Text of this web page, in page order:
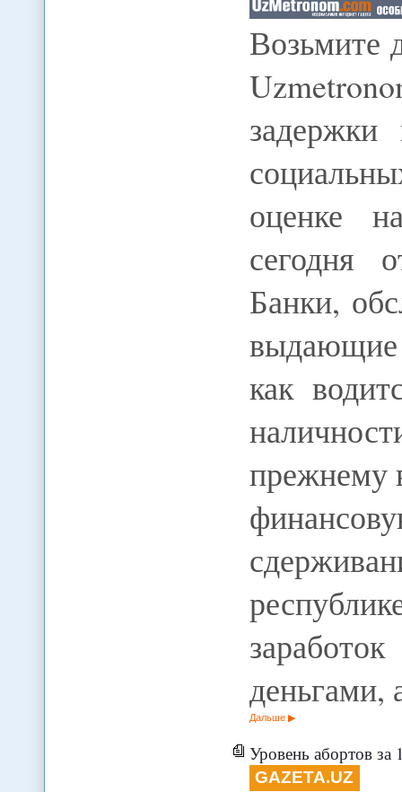
Возьмите
оценке
сегодня
Банки,
как
прежнему
Дальше
Уровень абортов за
GAZETA.UZ